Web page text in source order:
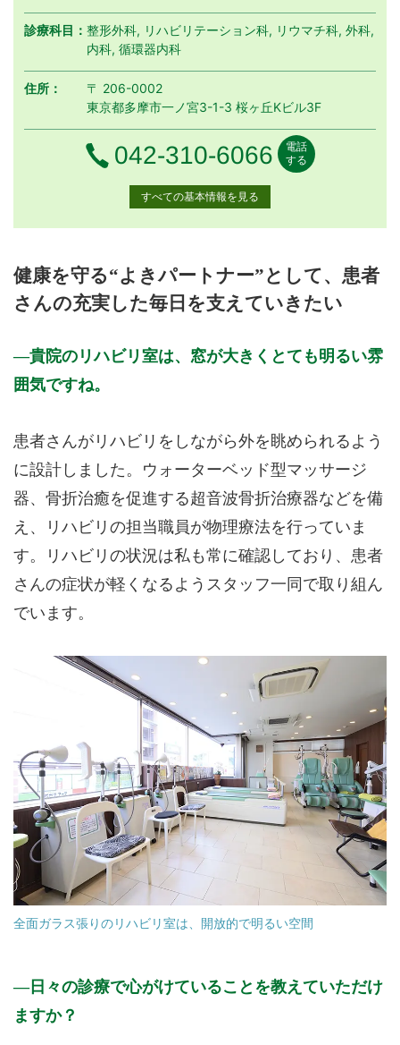
診療科目：整形外科, リハビリテーション科, リウマチ科, 外科,
内科, 循環器内科
住所：
〒 206-0002
東京都多摩市一ノ宮3-1-3 桜ヶ丘Kビル3F
電話番号
042-310-6066
電話
する
すべての基本情報を見る
9:00 - 12:00
○ ○
○
15:00 - 18:00
○ ○ ○ ○
休診日: 水、土午後、日、祝
※診療時間や臨時休診・診療内容等について、事前に必ず医療
機関ホームページ、またはお電話にてご確認ください。
>>病院なびで医療機関の詳細を見る
公式HPはこちら
健康を守る“よきパートナー”として、患者
さんの充実した毎日を支えていきたい
貴院のリハビリ室は、窓が大きくとても明るい雰
囲気ですね。
患者さんがリハビリをしながら外を眺められるよう
に設計しました。ウォーターベッド型マッサージ
器、骨折治癒を促進する超音波骨折治療器などを備
え、リハビリの担当職員が物理療法を行っていま
す。リハビリの状況は私も常に確認しており、患者
さんの症状が軽くなるようスタッフ一同で取り組ん
でいます。
全面ガラス張りのリハビリ室は、開放的で明るい空間
日々の診療で心がけていることを教えていただけ
ますか？